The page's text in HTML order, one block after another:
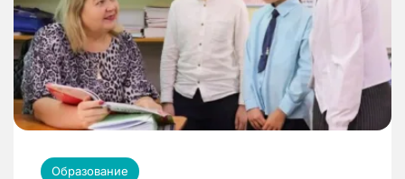
Образование